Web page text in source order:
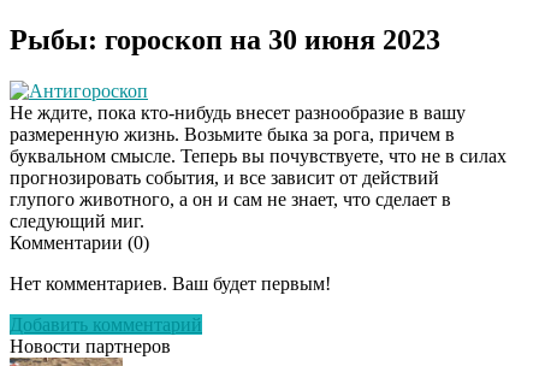
Рыбы: гороскоп на 30 июня 2023
Антигороскоп
Не ждите, пока кто-нибудь внесет разнообразие в вашу
размеренную жизнь. Возьмите быка за рога, причем в
буквальном смысле. Теперь вы почувствуете, что не в силах
прогнозировать события, и все зависит от действий
глупого животного, а он и сам не знает, что сделает в
следующий миг.
Комментарии (0)
Нет комментариев. Ваш будет первым!
Добавить комментарий
Новости партнеров
Скрытая камера на
люди вытворяют, когда